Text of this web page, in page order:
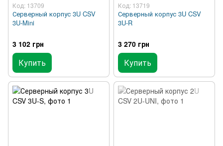
Код: 13709
Серверный корпус 3U CSV
3U-Mini
3 102 грн
Купить
Код: 13719
Серверный корпус 3U CSV
3U-R
3 270 грн
Купить